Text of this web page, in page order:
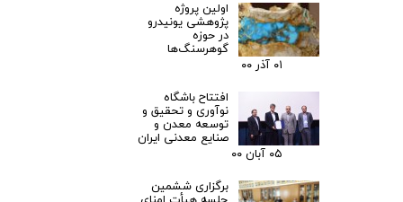
اولین پروژه
پژوهشی یونیدرو
در حوزه
گوهرسنگ‌ها
۰۱ آذر ۰۰
افتتاح باشگاه
نوآوری و تحقیق و
توسعه معدن و
صنایع معدنی ایران
۰۵ آبان ۰۰
برگزاری ششمین